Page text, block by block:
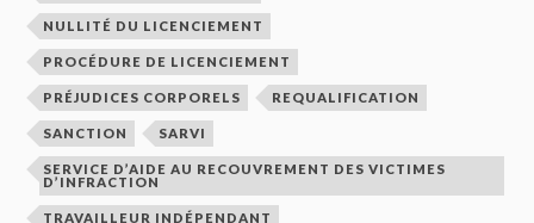
NULLITÉ DU LICENCIEMENT
PROCÉDURE DE LICENCIEMENT
PRÉJUDICES CORPORELS REQUALIFICATION
SANCTION SARVI
SERVICE D’AIDE AU RECOUVREMENT DES VICTIMES
D’INFRACTION
TRAVAILLEUR INDÉPENDANT